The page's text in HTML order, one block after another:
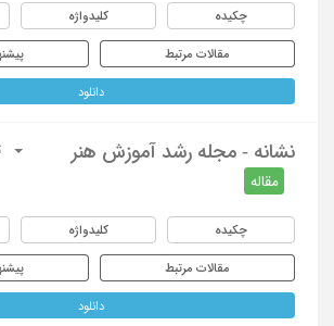
چکیده کلیدواژه
مقالات مرتبط
دانلود
نشانه - مجله رشد آموزش هنر
مقاله
چکیده کلیدواژه
مقالات مرتبط
دانلود